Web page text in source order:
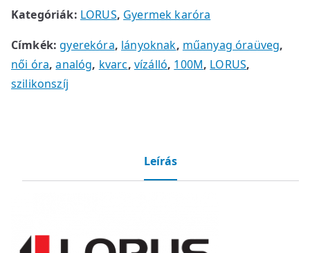
Kategóriák: LORUS, Gyermek karóra
Címkék:gyerekóra, lányoknak, műanyag óraüveg,
női óra,analóg, kvarc, vízálló, 100M, LORUS,
szilikonszíj
Leírás